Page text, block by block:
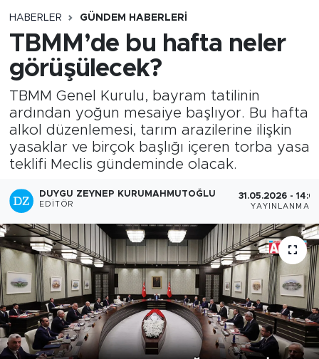
HABERLER GÜNDEM HABERLERI
TBMM’de bu hafta neler
görüşülecek?
TBMM Genel Kurulu, bayram tatilinin
ardından yoğun mesaiye başlıyor. Bu hafta
alkol düzenlemesi, tarım arazilerine ilişkin
yasaklar ve birçok başlığı içeren torba yasa
teklifi Meclis gündeminde olacak.
DUYGU ZEYNEP KURUMAHMUTOĞLU
EDITÖR
31.05.2026 -
YAYINLANMA
Son Dakika Haberleri
Haber Arşivi